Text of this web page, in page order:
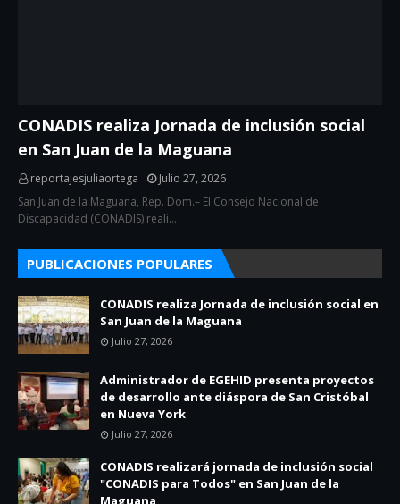
CONADIS realiza Jornada de inclusión social
en San Juan de la Maguana
reportajesjuliaortega
Julio 27, 2026
San Juan de la Maguana, Rep. Dom.– El Consejo Nacional de
Discapacidad (CONADIS) reali…
PUBLICACIONES POPULARES
CONADIS realiza Jornada de inclusión social en
San Juan de la Maguana
Julio 27, 2026
Administrador de EGEHID presenta proyectos
de desarrollo ante diáspora de San Cristóbal
en Nueva York
Julio 27, 2026
CONADIS realizará jornada de inclusión social
"CONADIS para Todos" en San Juan de la
Maguana